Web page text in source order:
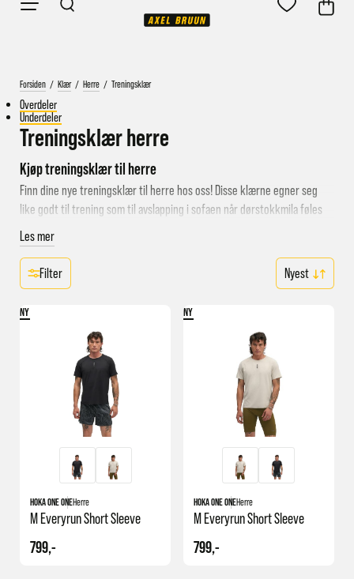
Forsiden / Klær / Herre / Treningsklær
Overdeler
Underdeler
Treningsklær herre
Kjøp treningsklær til herre
Finn dine nye treningsklær til herre hos oss! Disse klærne egner seg
like godt til trening som til avslapping i sofaen når dørstokkmila føles
uoverkommelig.
De beste klærne til trening
Blant utvalget av treningstøy til herre finner du både overdeler og
raskt trekker til seg og transporterer bort svette. Kombinert med
behagelig passform er dette klær du garantert kommer til å bruke mye
og som egner seg godt til løpeklær til herre. Om du er av typen som blir
fort kald anbefaler vi deg å sjekke ut vårt utvalg av superundertøy og
ullundertøy også.
Les mer
Filter
NY
HOKA ONE ONEHerre
M Everyrun Short Sleeve
799,-
NY
HOKA ONE ONEHerre
M Everyrun Short Sleeve
799,-